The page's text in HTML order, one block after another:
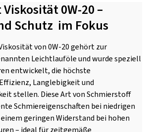
0W-20 –
Schutz im Fokus
von 0W-20 gehört zur
Leichtlauföle und wurde speziell
entwickelt, die höchste
Langlebigkeit und
stellen. Diese Art von Schmierstoff
Schmiereigenschaften bei niedrigen
geringen Widerstand bei hohen